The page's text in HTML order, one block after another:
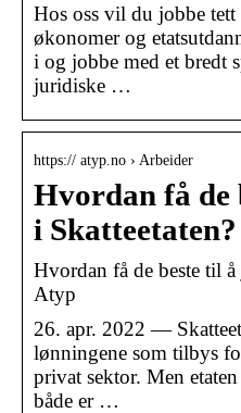
Hos oss vil du jobbe tett
økonomer og
i og jobbe med et bredt
juridiske …
https:// atyp.no › Arbeider
Hvordan få de
i
Hvordan få de beste til
Atyp
26. apr. 2022 —
lønningene som tilbys
privat sektor. Men
både er …